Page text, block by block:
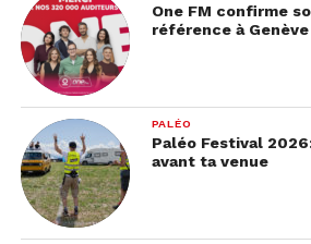
One FM confirme
référence à Genève
PALÉO
Paléo Festival
avant ta venue